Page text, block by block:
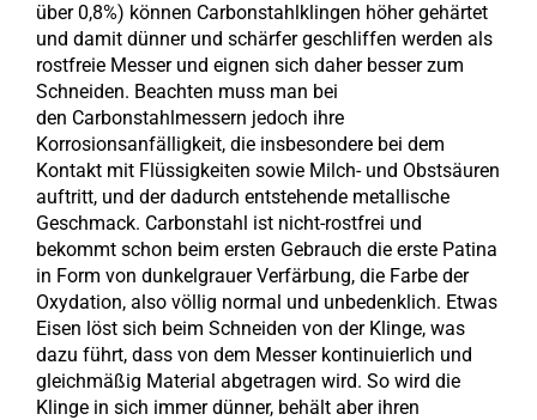
über 0,8%) können Carbonstahlklingen höher gehärtet
und damit dünner und schärfer geschliffen werden als
rostfreie Messer und eignen sich daher besser zum
Schneiden. Beachten muss man bei
den Carbonstahlmessern jedoch ihre
Korrosionsanfälligkeit, die insbesondere bei dem
Kontakt mit Flüssigkeiten sowie Milch- und Obstsäuren
auftritt, und der dadurch entstehende metallische
Geschmack. Carbonstahl ist nicht-rostfrei und
bekommt schon beim ersten Gebrauch die erste Patina
in Form von dunkelgrauer Verfärbung, die Farbe der
Oxydation, also völlig normal und unbedenklich. Etwas
Eisen löst sich beim Schneiden von der Klinge, was
dazu führt, dass von dem Messer kontinuierlich und
gleichmäßig Material abgetragen wird. So wird die
Klinge in sich immer dünner, behält aber ihren